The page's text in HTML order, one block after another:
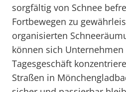
sorgfältig von Schnee
Fortbewegen zu
organisierten
können sich
Tagesgeschäft
Straßen in